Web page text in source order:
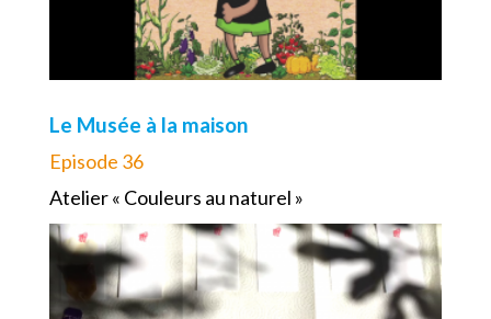
Le Musée à la maison
Episode 36
Atelier « Couleurs au naturel »